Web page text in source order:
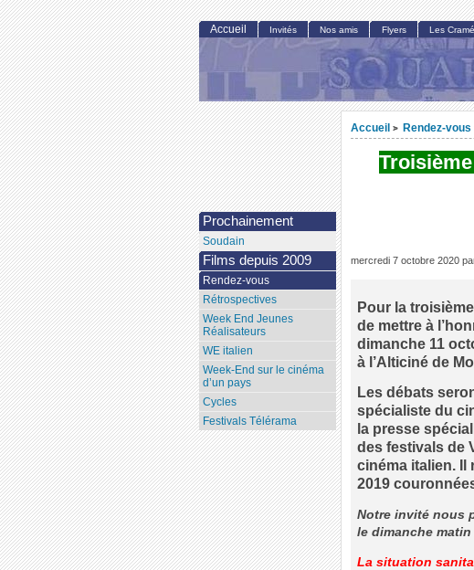
Accueil > Rendez-vous
mercredi 7 octobre 2020
Pour la
de mettre à
dimanche 11
à l’Alticiné de
Les débats
spécialiste du
la presse
des festivals de
cinéma italien. Il
2019
Notre invité nous
le dimanche
La situation
Accueil Invités Nos amis Flyers Les
Prochainement
Soudain
Films depuis 2009
Rendez-vous
Rétrospectives
Week End Jeunes
Réalisateurs
WE italien
Week-End sur le cinéma
d’un pays
Cycles
Festivals Télérama